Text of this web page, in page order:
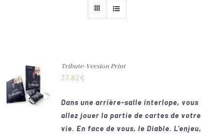
Tribute-Version Print
37,82€
Dans une arrière-salle interlope, vous
allez jouer la partie de cartes de votre
vie. En face de vous, le Diable. L’enjeu,